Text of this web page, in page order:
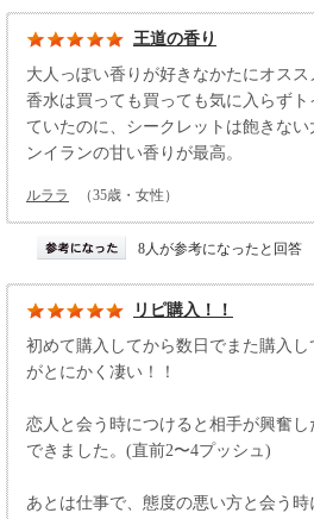
王道の香り
大人っぽい香りが好きなかたにオス
香水は買っても買っても気に入らず
ていたのに、シークレットは飽きな
ンイランの甘い香りが最高。
ルララ （35歳・女性）
8人が参考になったと回答
リピ購入！！
初めて購入してから数日でまた購入
がとにかく凄い！！
恋人と会う時につけると相手が興奮
できました。(直前2〜4プッシュ)
あとは仕事で、態度の悪い方と会う